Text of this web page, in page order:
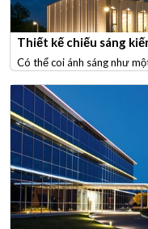
Thiết kế chiếu sáng
Có thể coi ánh sáng như